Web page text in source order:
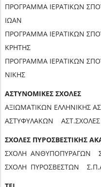
ΠΡΟΓΡΑΜΜΑ ΙΕΡΑΤΙΚΩΝ
ΙΩΑΝ
ΠΡΟΓΡΑΜΜΑ ΙΕΡΑΤΙΚΩΝ
ΚΡΗΤΗΣ
ΠΡΟΓΡΑΜΜΑ ΙΕΡΑΤΙΚΩΝ
ΝΙΚΗΣ
ΑΣΤΥΝΟΜΙΚΕΣ ΣΧΟΛΕΣ
ΑΞΙΩΜΑΤΙΚΩΝ ΕΛΛΗΝΙΚΗΣ
ΑΣΤΥΦΥΛΑΚΩΝ ΑΣΤ.ΣΧΟΛΕΣ
ΣΧΟΛΕΣ ΠΥΡΟΣΒΕΣΤΙΚΗΣ
ΣΧΟΛΗ ΑΝΘΥΠΟΠΥΡΑΓΩΝ
ΣΧΟΛΗ ΠΥΡΟΣΒΕΣΤΩΝ